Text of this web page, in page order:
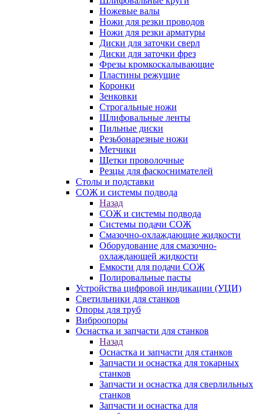
Ножевые валы
Ножи для резки проводов
Ножи для резки арматуры
Диски для заточки сверл
Диски для заточки фрез
Фрезы кромкоскалывающие
Пластины режущие
Коронки
Зенковки
Строгальные ножи
Шлифовальные ленты
Пильные диски
Резьбонарезные ножи
Метчики
Щетки проволочные
Резцы для фаскоснимателей
Столы и подставки
СОЖ и системы подвода
Назад
СОЖ и системы подвода
Системы подачи СОЖ
Смазочно-охлаждающие жидкости
Оборудование для смазочно-
охлаждающей жидкости
Емкости для подачи СОЖ
Полировальные пасты
Устройства цифровой индикации (УЦИ)
Светильники для станков
Опоры для труб
Виброопоры
Оснастка и запчасти для станков
Назад
Оснастка и запчасти для станков
Запчасти и оснастка для токарных
станков
Запчасти и оснастка для сверлильных
станков
Запчасти и оснастка для